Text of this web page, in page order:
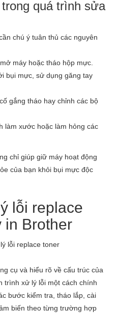
quá trình sửa
chú ý tuân thủ các nguyên
máy hoặc tháo hộp mực.
bụi mực, sử dụng găng tay
gắng tháo hay chỉnh các bộ
làm xước hoặc làm hỏng các
chỉ giúp giữ máy hoạt động
của bạn khỏi bụi mực độc
lỗi replace
in Brother
cụ và hiểu rõ về cấu trúc của
trình xử lý lỗi một cách chính
bước kiểm tra, tháo lắp, cài
biến theo từng trường hợp